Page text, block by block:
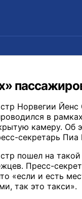
Норвегии Йенс
в
камеру. Об
секретарь Пиа
пошел на
Пресс-
«если и есть
так это такси».